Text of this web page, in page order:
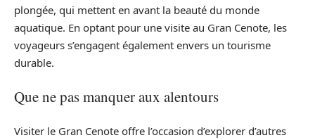
plongée, qui mettent en avant la beauté du monde
aquatique. En optant pour une visite au Gran Cenote, les
voyageurs s’engagent également envers un tourisme
durable.
Que ne pas manquer aux alentours
Visiter le Gran Cenote offre l’occasion d’explorer d’autres